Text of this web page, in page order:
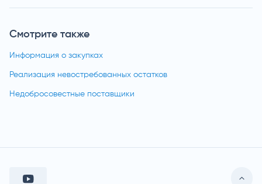
Смотрите также
Информация о закупках
Реализация невостребованных остатков
Недобросовестные поставщики